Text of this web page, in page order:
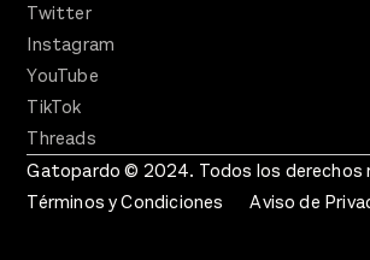
Twitter
Instagram
YouTube
TikTok
Threads
Gatopardo © 2024. Todos los derechos
Términos y Condiciones
Aviso de